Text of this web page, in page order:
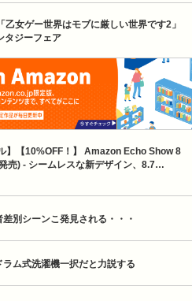
女ゲー世界はモブに厳しい世界です2」
タジーフェア
】【10%OFF！】 Amazon Echo Show 8
売) - シームレスな新デザイン、8.7…
別シーンこ発見される・・・
ラム式洗濯機一択だと力説する